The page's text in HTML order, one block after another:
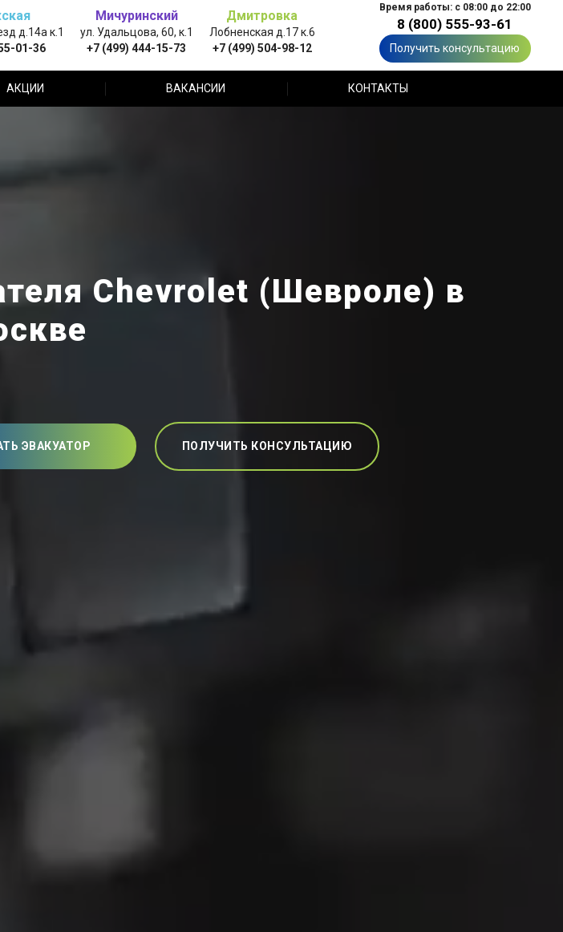
д.14а к.1
01-36
Мичуринский
ул. Удальцова, 60, к.1
+7 (499) 444-15-73
Дмитровка
Лобненская д.17 к.6
+7 (499) 504-98-12
Время работы: с 08:00 до 22:00
8 (800) 555-93-61
Получить консультацию
АКЦИИ ВАКАНСИИ КОНТАКТЫ
Chevrolet (Шевроле) в
ЭВАКУАТОР ПОЛУЧИТЬ КОНСУЛЬТАЦИЮ